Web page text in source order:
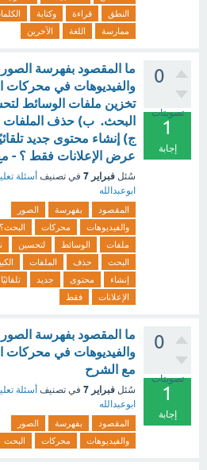
النطق
قراءة وكتابة
ممارسة
اللغة الآخرين
0
تصويتات
1
إجابة
ما المقصود بفهرسة الصور
والفيديوهات في محركات
تخزين ملفات الوسائط
البحث. ب) حذف الملفات
ج) إنشاء محتوى جديد
عرض الإعلانات فقط ؟ -
سُئل فبراير 7 في تصنيف أسئلة
ابوعبدالله
المقصود بفهرسة
الصور
والفيديوهات
محركات البحث؟
ملفات
الوسائط لتحسين
البحث
حذف الملفات
إنشاء
محتوى جديد تلقائيًا
الإعلانات
فقط
0
تصويتات
1
إجابة
ما المقصود بفهرسة الصور
والفيديوهات في محركات
مع الشرح
سُئل فبراير 7 في تصنيف أسئلة
ابوعبدالله
المقصود بفهرسة
الصور
والفيديوهات
محركات البحث